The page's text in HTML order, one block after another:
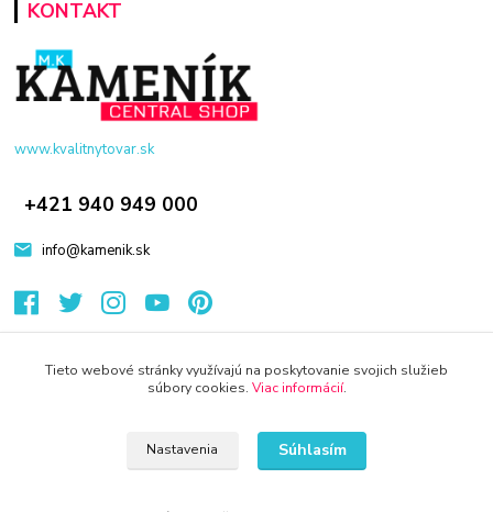
KONTAKT
www.kvalitnytovar.sk
+421 940 949 000
info@kamenik.sk
Tieto webové stránky využívajú na poskytovanie svojich služieb
súbory cookies. Viac informácií.
Nastavenia Súhlasím